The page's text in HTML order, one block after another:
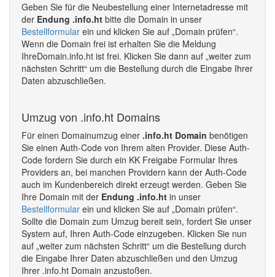
Geben Sie für die Neubestellung einer Internetadresse mit
der Endung .info.ht bitte die Domain in unser
Bestellformular ein und klicken Sie auf „Domain prüfen“.
Wenn die Domain frei ist erhalten Sie die Meldung
IhreDomain.info.ht ist frei. Klicken Sie dann auf „weiter zum
nächsten Schritt“ um die Bestellung durch die Eingabe Ihrer
Daten abzuschließen.
Umzug von .info.ht Domains
Für einen Domainumzug einer .info.ht Domain benötigen
Sie einen Auth-Code von Ihrem alten Provider. Diese Auth-
Code fordern Sie durch ein KK Freigabe Formular Ihres
Providers an, bei manchen Providern kann der Auth-Code
auch im Kundenbereich direkt erzeugt werden. Geben Sie
Ihre Domain mit der Endung .info.ht in unser
Bestellformular ein und klicken Sie auf „Domain prüfen“.
Sollte die Domain zum Umzug bereit sein, fordert Sie unser
System auf, Ihren Auth-Code einzugeben. Klicken Sie nun
auf „weiter zum nächsten Schritt“ um die Bestellung durch
die Eingabe Ihrer Daten abzuschließen und den Umzug
Ihrer .info.ht Domain anzustoßen.